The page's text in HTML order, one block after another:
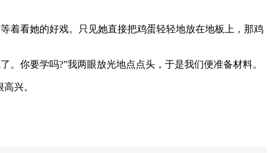
着看她的好戏。只见她直接把鸡蛋轻轻地放在地板上，那鸡
你要学吗?”我两眼放光地点点头，于是我们便准备材料。
兴。